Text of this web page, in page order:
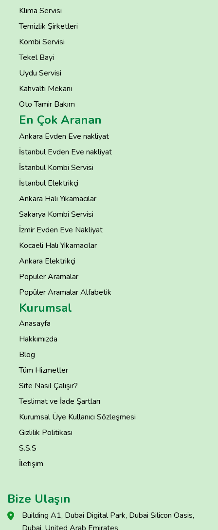
Klima Servisi
Temizlik Şirketleri
Kombi Servisi
Tekel Bayi
Uydu Servisi
Kahvaltı Mekanı
Oto Tamir Bakım
En Çok Aranan
Ankara Evden Eve nakliyat
İstanbul Evden Eve nakliyat
İstanbul Kombi Servisi
İstanbul Elektrikçi
Ankara Halı Yıkamacılar
Sakarya Kombi Servisi
İzmir Evden Eve Nakliyat
Kocaeli Halı Yıkamacılar
Ankara Elektrikçi
Popüler Aramalar
Popüler Aramalar Alfabetik
Kurumsal
Anasayfa
Hakkımızda
Blog
Tüm Hizmetler
Site Nasıl Çalışır?
Teslimat ve İade Şartları
Kurumsal Üye Kullanıcı Sözleşmesi
Gizlilik Politikası
S.S.S
İletişim
Bize Ulaşın
Building A1, Dubai Digital Park, Dubai Silicon Oasis,